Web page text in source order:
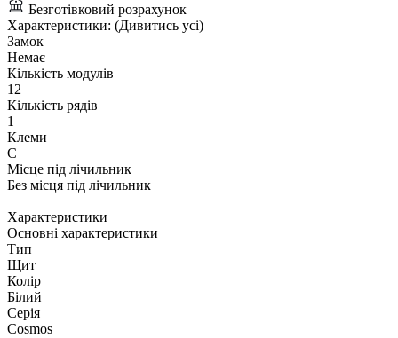
Безготівковий розрахунок
Характеристики: (Дивитись усі)
Замок
Немає
Кількість модулів
12
Кількість рядів
1
Клеми
Є
Місце під лічильник
Без місця під лічильник
Характеристики
Основні характеристики
Тип
Щит
Колір
Білий
Серія
Cosmos